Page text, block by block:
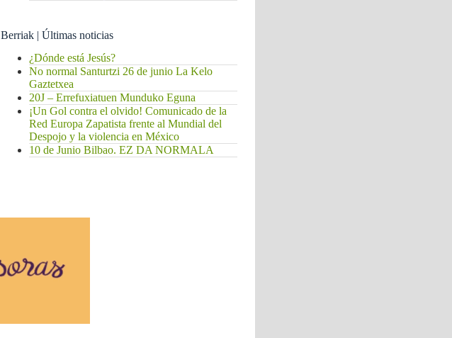
Berriak | Últimas noticias
¿Dónde está Jesús?
No normal Santurtzi 26 de junio La Kelo
Gaztetxea
20J – Errefuxiatuen Munduko Eguna
¡Un Gol contra el olvido! Comunicado de la
Red Europa Zapatista frente al Mundial del
Despojo y la violencia en México
10 de Junio Bilbao. EZ DA NORMALA